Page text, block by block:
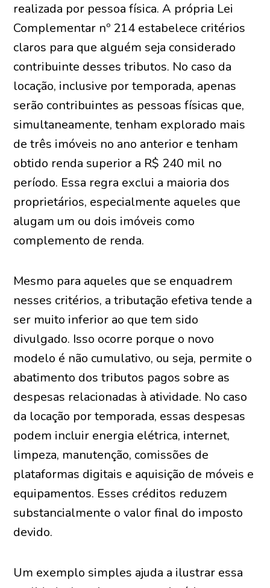
realizada por pessoa física. A própria Lei
Complementar nº 214 estabelece critérios
claros para que alguém seja considerado
contribuinte desses tributos. No caso da
locação, inclusive por temporada, apenas
serão contribuintes as pessoas físicas que,
simultaneamente, tenham explorado mais
de três imóveis no ano anterior e tenham
obtido renda superior a R$ 240 mil no
período. Essa regra exclui a maioria dos
proprietários, especialmente aqueles que
alugam um ou dois imóveis como
complemento de renda.
Mesmo para aqueles que se enquadrem
nesses critérios, a tributação efetiva tende a
ser muito inferior ao que tem sido
divulgado. Isso ocorre porque o novo
modelo é não cumulativo, ou seja, permite o
abatimento dos tributos pagos sobre as
despesas relacionadas à atividade. No caso
da locação por temporada, essas despesas
podem incluir energia elétrica, internet,
limpeza, manutenção, comissões de
plataformas digitais e aquisição de móveis e
equipamentos. Esses créditos reduzem
substancialmente o valor final do imposto
devido.
Um exemplo simples ajuda a ilustrar essa